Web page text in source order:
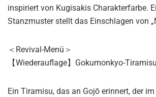
inspiriert von Kugisakis Charakterfarbe.
Stanzmuster stellt das Einschlagen von
＜Revival-Menü＞
【Wiederauflage】Gokumonkyo-
Ein Tiramisu, das an Gojō erinnert, der